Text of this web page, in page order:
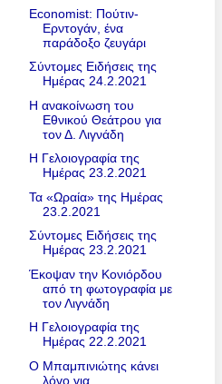
Economist: Πούτιν-
Ερντογάν, ένα
παράδοξο ζευγάρι
Σύντομες Ειδήσεις της
Ημέρας 24.2.2021
Η ανακοίνωση του
Εθνικού Θεάτρου για
τον Δ. Λιγνάδη
Η Γελοιογραφία της
Ημέρας 23.2.2021
Τα «Ωραία» της Ημέρας
23.2.2021
Σύντομες Ειδήσεις της
Ημέρας 23.2.2021
Έκοψαν την Κονιόρδου
από τη φωτογραφία με
τον Λιγνάδη
Η Γελοιογραφία της
Ημέρας 22.2.2021
Ο Μπαμπινιώτης κάνει
λόγο για